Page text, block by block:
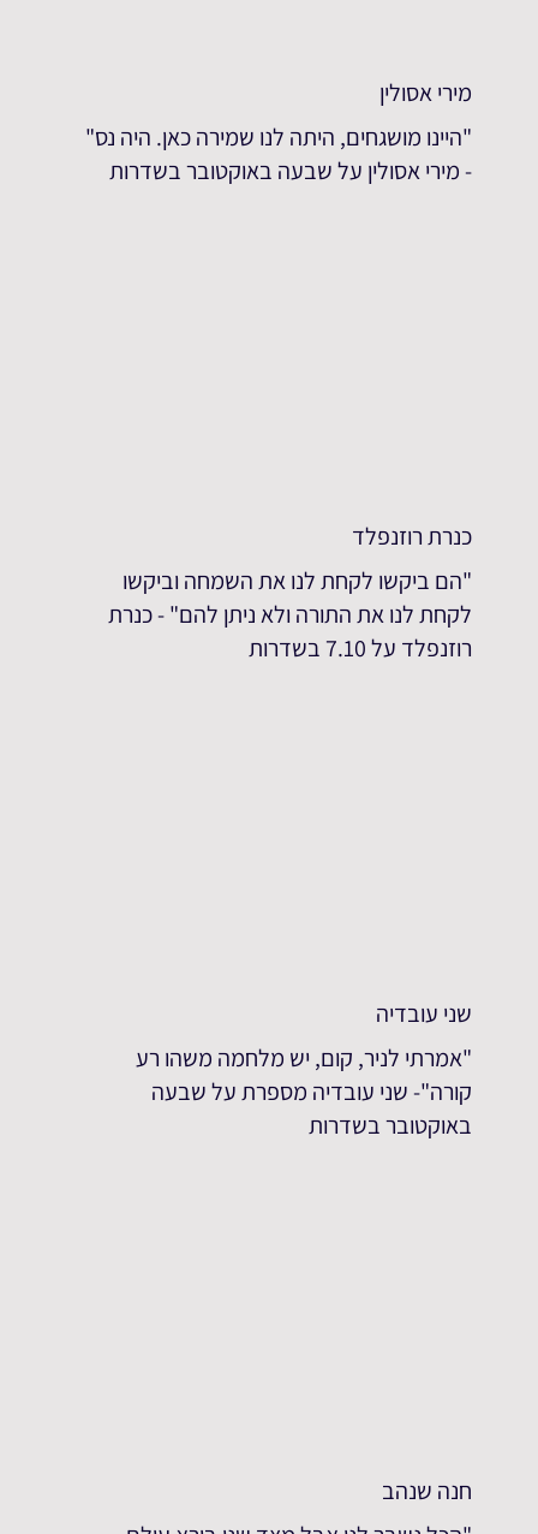
מירי אסולין
"היינו מושגחים, היתה לנו שמירה כאן. היה נס"
- מירי אסולין על שבעה באוקטובר בשדרות
כנרת רוזנפלד
"הם ביקשו לקחת לנו את השמחה וביקשו
לקחת לנו את התורה ולא ניתן להם" - כנרת
רוזנפלד על 7.10 בשדרות
שני עובדיה
"אמרתי לניר, קום, יש מלחמה משהו רע
קורה"- שני עובדיה מספרת על שבעה
באוקטובר בשדרות
חנה שנהב